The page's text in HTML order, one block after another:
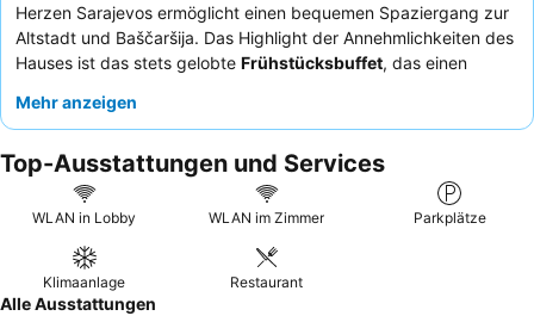
Herzen Sarajevos ermöglicht einen bequemen Spaziergang zur
Altstadt und Baščaršija. Das Highlight der Annehmlichkeiten des
Hauses ist das stets gelobte Frühstücksbuffet, das einen
Gäste loben durchweg das herzliche und hilfsbereite
ein ruhigeres Erlebnis sollten Gäste ein Zimmer abseits des
geschäftigen Nachtlebens anfragen.
Mehr anzeigen
Top-Ausstattungen und Services
WLAN in Lobby WLAN im Zimmer Parkplätze
Klimaanlage Restaurant
Alle Ausstattungen